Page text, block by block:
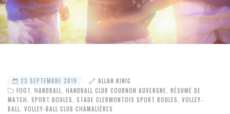
23 SEPTEMBRE 2019
ALLAN KINIC
FOOT HANDBALL HANDBALL CLUB COURNON AUVERGNE RÉSUMÉ DE
MATCH
SPORT BOULES STADE CLERMONTOIS SPORT BOULES
VOLLEY-
BALL
VOLLEY-BALL CLUB CHAMALIÈRES